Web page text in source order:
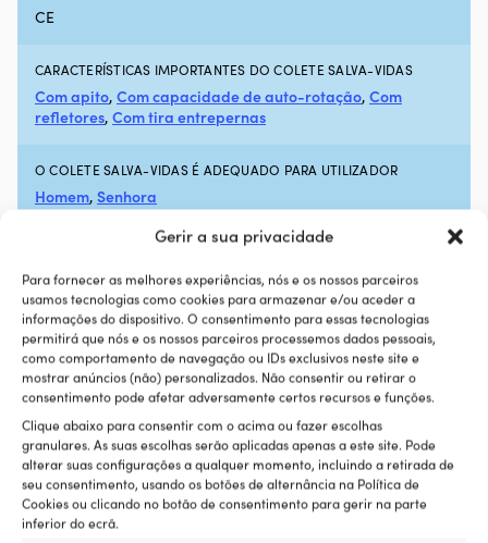
Gerir a sua privacidade
Para fornecer as melhores experiências, nós e os nossos parceiros
usamos tecnologias como cookies para armazenar e/ou aceder a
informações do dispositivo. O consentimento para essas tecnologias
permitirá que nós e os nossos parceiros processemos dados pessoais,
como comportamento de navegação ou IDs exclusivos neste site e
mostrar anúncios (não) personalizados. Não consentir ou retirar o
consentimento pode afetar adversamente certos recursos e funções.
Clique abaixo para consentir com o acima ou fazer escolhas
granulares. As suas escolhas serão aplicadas apenas a este site. Pode
alterar suas configurações a qualquer momento, incluindo a retirada de
seu consentimento, usando os botões de alternância na Política de
Cookies ou clicando no botão de consentimento para gerir na parte
inferior do ecrã.
CE
CARACTERÍSTICAS IMPORTANTES DO COLETE SALVA-VIDAS
Com apito, Com capacidade de auto-rotação, Com
refletores, Com tira entrepernas
O COLETE SALVA-VIDAS É ADEQUADO PARA UTILIZADOR
Homem, Senhora
ÁREA DE UTILIZAÇÃO DO COLETE SALVA-VIDAS
Polivalente
CLASSE DE FLUTUABILIDADE DO COLETE SALVA-VIDAS
100N
COR DO COLETE SALVA-VIDAS
Laranja
NOME DA COR DO FABRICANTE
Orange